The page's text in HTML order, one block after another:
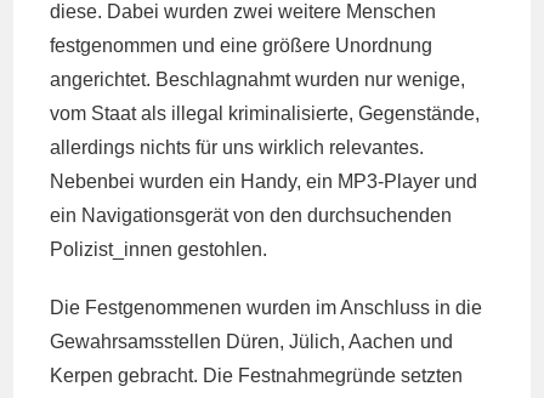
diese. Dabei wurden zwei weitere Menschen
festgenommen und eine größere Unordnung
angerichtet. Beschlagnahmt wurden nur wenige,
vom Staat als illegal kriminalisierte, Gegenstände,
allerdings nichts für uns wirklich relevantes.
Nebenbei wurden ein Handy, ein MP3-Player und
ein Navigationsgerät von den durchsuchenden
Polizist_innen gestohlen.
Die Festgenommenen wurden im Anschluss in die
Gewahrsamsstellen Düren, Jülich, Aachen und
Kerpen gebracht. Die Festnahmegründe setzten